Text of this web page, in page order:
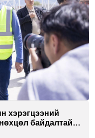
хэрэгцээний
байдалтай